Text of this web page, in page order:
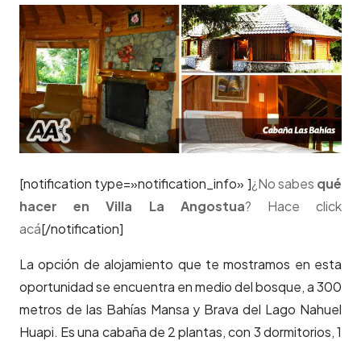
[notification type=»notification_info» ]¿No sabes qué
hacer en Villa La Angostua? Hace click
acá[/notification]
La opción de alojamiento que te mostramos en esta
oportunidad se encuentra en medio del bosque, a 300
metros de las Bahías Mansa y Brava del Lago Nahuel
Huapi. Es una cabaña de 2 plantas, con 3 dormitorios, 1